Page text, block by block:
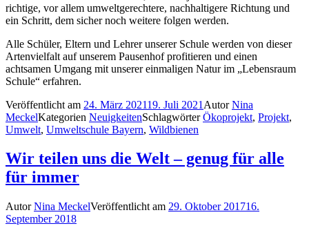
richtige, vor allem umweltgerechtere, nachhaltigere Richtung und
ein Schritt, dem sicher noch weitere folgen werden.
Alle Schüler, Eltern und Lehrer unserer Schule werden von dieser
Artenvielfalt auf unserem Pausenhof profitieren und einen
achtsamen Umgang mit unserer einmaligen Natur im „Lebensraum
Schule“ erfahren.
Veröffentlicht am 24. März 202119. Juli 2021 AutorNina
MeckelKategorien NeuigkeitenSchlagwörterÖkoprojekt, Projekt,
Umwelt, Umweltschule Bayern, Wildbienen
Wir teilen uns die Welt – genug für alle
für immer
AutorNina MeckelVeröffentlicht am 29. Oktober 201716.
September 2018